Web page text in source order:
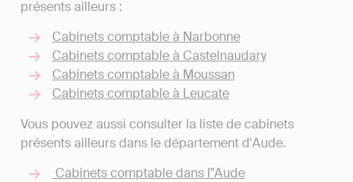
présents ailleurs :
Cabinets comptable à Narbonne
Cabinets comptable à Castelnaudary
Cabinets comptable à Moussan
Cabinets comptable à Leucate
Vous pouvez aussi consulter la liste de cabinets
présents ailleurs dans le département d'Aude.
Cabinets comptable dans l"Aude